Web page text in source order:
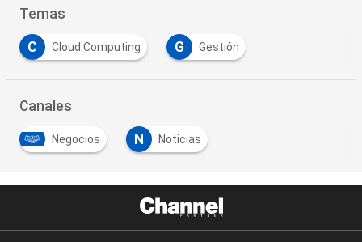
Temas
C Cloud Computing G Gestión
Canales
Negocios N Noticias